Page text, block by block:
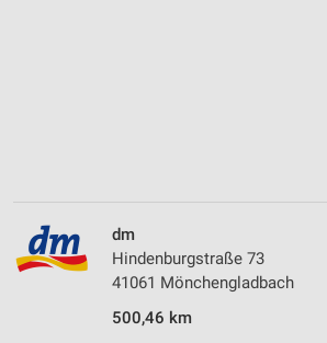
dm
Hindenburgstraße 73
41061 Mönchengladbach
500,46 km